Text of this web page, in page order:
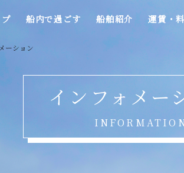
プ 船内で過ごす 船舶紹介 運賃・
ーション
インフォメー